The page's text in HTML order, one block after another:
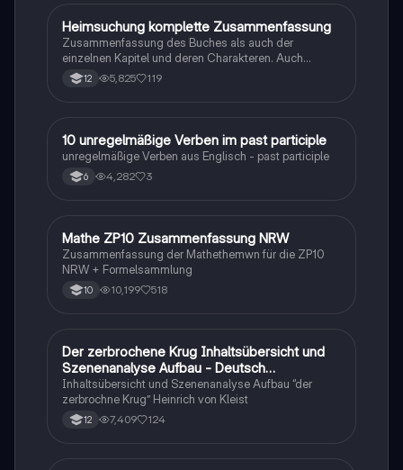
Deutsch
Heimsuchung komplette Zusammenfassung
Zusammenfassung des Buches als auch der
einzelnen Kapitel und deren Charakteren. Auch
tabellarisch. Im Unterricht ohne KI erstellt
12 5,825 119
1 Englisch
10 unregelmäßige Verben im past participle
unregelmäßige Verben aus Englisch - past participle
6 4,282 3
Mathe
Mathe ZP10 Zusammenfassung NRW
Zusammenfassung der Mathethemwn für die ZP10
NRW + Formelsammlung
10 10,199 518
Deutsch
Der zerbrochene Krug Inhaltsübersicht und
Szenenanalyse Aufbau - Deutsch
Q1/Q2/Abitur
Inhaltsübersicht und Szenenanalyse Aufbau “der
zerbrochne Krug” Heinrich von Kleist
12 7,409 124